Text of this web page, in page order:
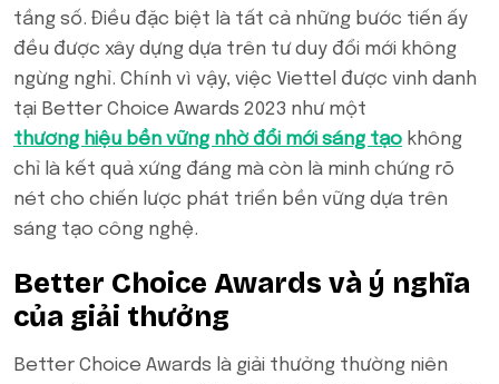
tầng số. Điều đặc biệt là tất cả những bước tiến ấy
đều được xây dựng dựa trên tư duy đổi mới không
ngừng nghỉ. Chính vì vậy, việc Viettel được vinh danh
tại Better Choice Awards 2023 như một
thương hiệu bền vững nhờ đổi mới sáng tạo không
chỉ là kết quả xứng đáng mà còn là minh chứng rõ
nét cho chiến lược phát triển bền vững dựa trên
sáng tạo công nghệ.
Better Choice Awards và ý nghĩa
của giải thưởng
Better Choice Awards là giải thưởng thường niên